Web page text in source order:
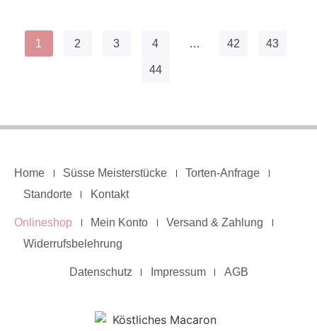
1 2 3 4 … 42 43
44
Home Süsse Meisterstücke
Torten-Anfrage
Standorte
Kontakt
Onlineshop Mein Konto
Versand & Zahlung
Widerrufsbelehrung
Datenschutz Impressum AGB